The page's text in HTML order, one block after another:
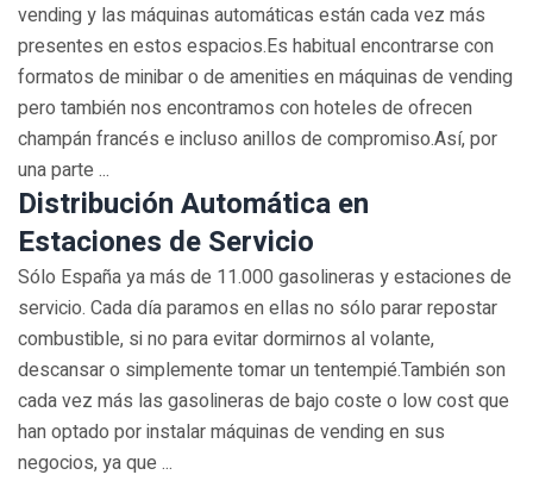
vending y las máquinas automáticas están cada vez más
presentes en estos espacios.Es habitual encontrarse con
formatos de minibar o de amenities en máquinas de vending
pero también nos encontramos con hoteles de ofrecen
champán francés e incluso anillos de compromiso.Así, por
una parte ...
Distribución Automática en
Estaciones de Servicio
Sólo España ya más de 11.000 gasolineras y estaciones de
servicio. Cada día paramos en ellas no sólo parar repostar
combustible, si no para evitar dormirnos al volante,
descansar o simplemente tomar un tentempié.También son
cada vez más las gasolineras de bajo coste o low cost que
han optado por instalar máquinas de vending en sus
negocios, ya que ...